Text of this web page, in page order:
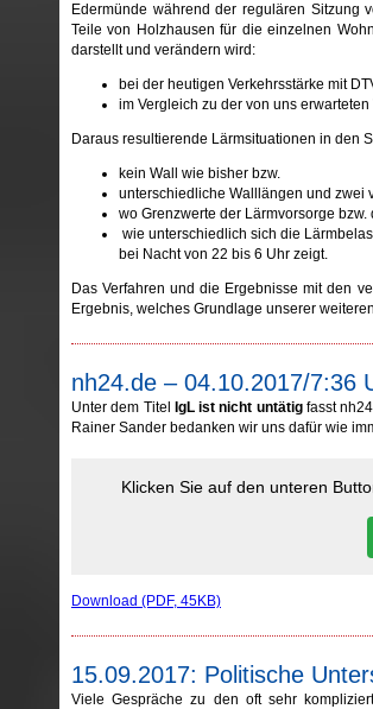
Edermünde während der regulären Sitzung
Teile von Holzhausen für die einzelnen
darstellt und verändern wird:
bei der heutigen Verkehrsstärke mit
im Vergleich zu der von uns
Daraus resultierende Lärmsituationen in den
kein Wall wie bisher bzw.
unterschiedliche Walllängen und zwei
wo Grenzwerte der Lärmvorsorge
wie unterschiedlich sich die
bei Nacht von 22 bis 6 Uhr zeigt.
Das Verfahren und die Ergebnisse mit den
Ergebnis, welches Grundlage unserer
nh24.de – 04.10.2017/7:36
Unter dem Titel IgL ist nicht untätigfasst
Rainer Sander bedanken wir uns dafür wie
Klicken Sie auf den unteren
Download (PDF, 45KB)
15.09.2017: Politische
Viele Gespräche zu den oft sehr